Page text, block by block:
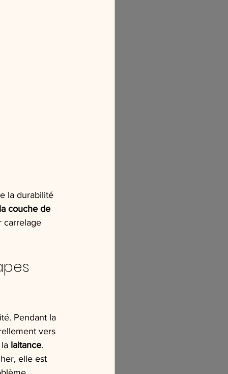
la durabilité
couche de
carrelage
Pendant la
vers
laitance.
elle est